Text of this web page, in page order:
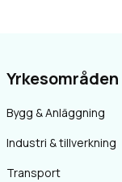
Yrkesområden
Bygg & Anläggning
Industri & tillverkning
Transport